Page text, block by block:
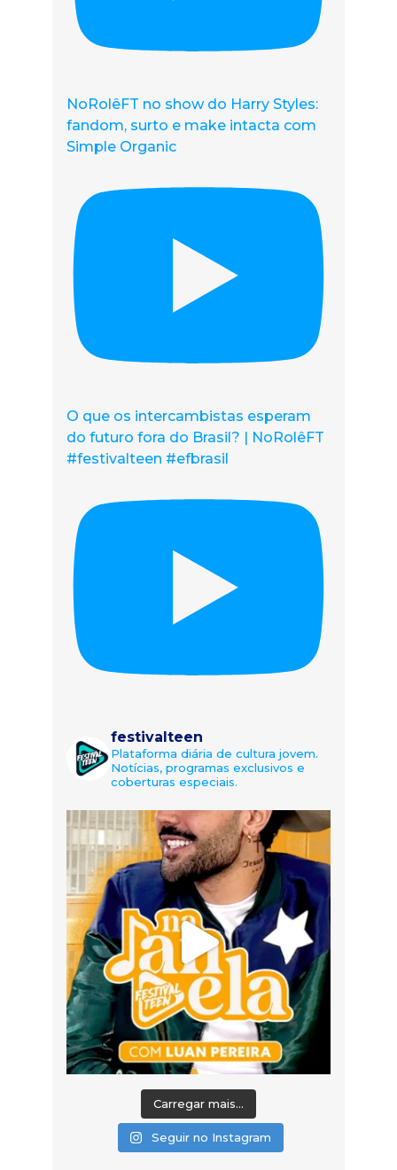
NoRolêFT no show do Harry Styles:
fandom, surto e make intacta com
Simple Organic
O que os intercambistas esperam
do futuro fora do Brasil? | NoRolêFT
#festivalteen #efbrasil
festivalteen
Plataforma diária de cultura jovem.
Notícias, programas exclusivos e
coberturas especiais.
Carregar mais...
Seguir no Instagram